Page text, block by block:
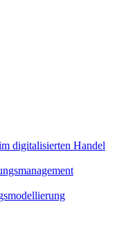
digitalisierten Handel